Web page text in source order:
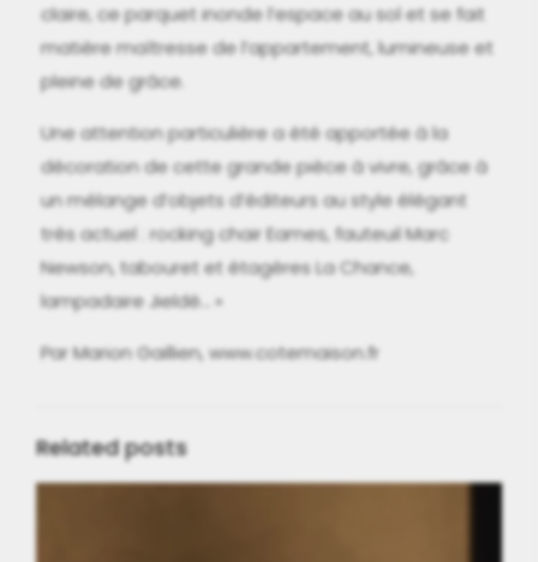
claire, ce parquet inonde l’espace au sol et se fait
matière maîtresse de l’appartement, lumineuse et
pleine de grâce.
Une attention particulière a été apportée à la
décoration de cette grande pièce à vivre, grâce à
un mélange d’objets d’éditeurs au style élégant
très actuel : rocking chair Eames, fauteuil Marc
Newson, tabouret et étagères La Chance,
lampadaire Jieldé… »
Par Marion Gaillien, www.cotemaison.fr
Related posts